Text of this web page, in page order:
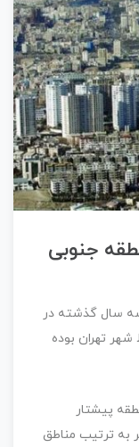
تورم مسکن در ۵منطقه جنوبی
سال گذشته در
دیگر نقاط شهر تهران بوده
پیشتار
به ترتیب مناطق